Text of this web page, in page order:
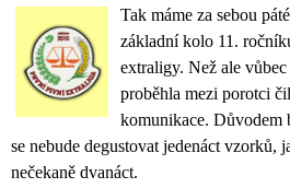
Tak máme za sebou
základní kolo 11.
extraligy. Než ale
proběhla mezi porotci
komunikace. Důvodem
se nebude degustovat jedenáct vzorků,
nečekaně dvanáct.